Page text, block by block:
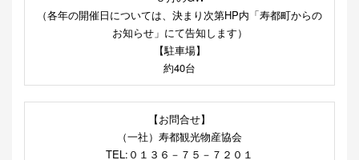
（各年の開催日については、決まり次第HP内「寿都町からの
お知らせ」にて告知します）
【駐車場】
約40台
【お問合せ】
（一社）寿都観光物産協会
TEL:０１３６－７５－７２０１